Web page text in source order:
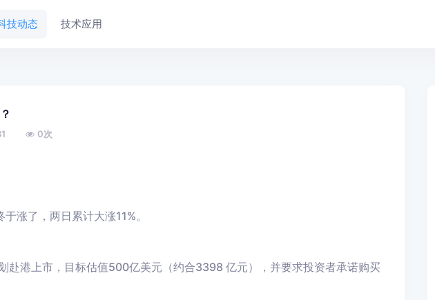
技动态 技术应用
0次
涨了，两日累计大涨11%。
赴港上市，目标估值500亿美元（约合3398 亿元），并要求投资者承诺购买